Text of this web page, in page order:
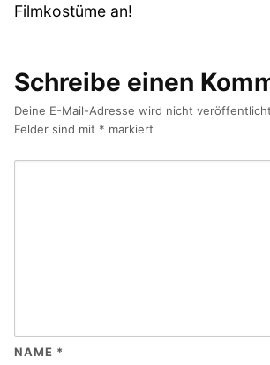
Filmkostüme an!
Schreibe einen
Deine E-Mail-Adresse wird nicht
Felder sind mit * markiert
NAME *